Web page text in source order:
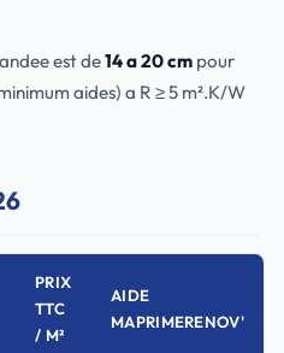
est de14 a 20 cm pour
aides) a R ≥ 5 m².K/W
PRIX
TTC
/ M²
AIDE
MAPRIMERENOV'